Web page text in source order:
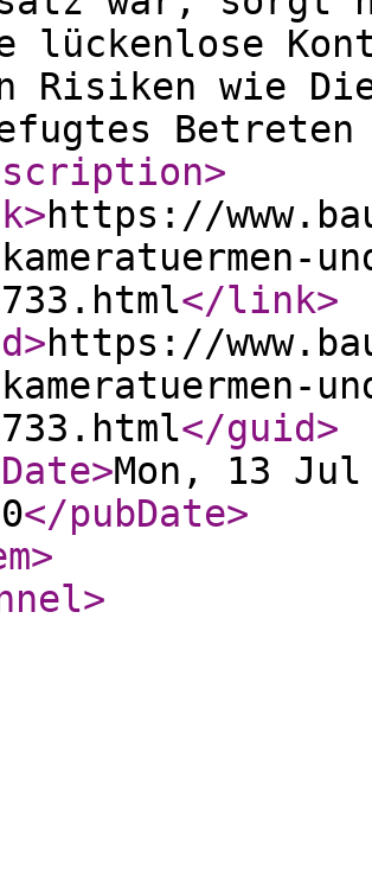
lückenlose
Risiken wie
>
>https://
</link>
>https://
</guid>
>Mon, 13
</pubDate>
>
>